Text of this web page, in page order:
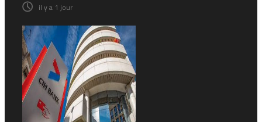
il y a 1 jour